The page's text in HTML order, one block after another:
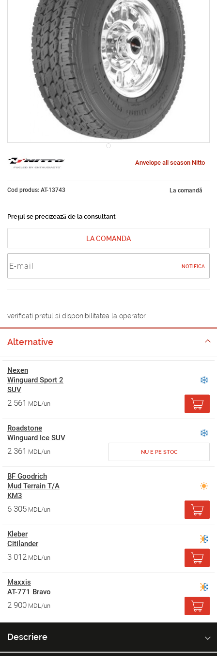
Anvelope all season Nitto
Cod produs: AT-13743 La comandă
Prețul se precizează de la consultant
LA COMANDA
NOTIFICA
verificati pretul si disponibilitatea la operator
Alternative
Nexen
Winguard Sport 2
SUV
2 561 MDL/un
Roadstone
Winguard Ice SUV
2 361 MDL/un NU E PE STOC
BF Goodrich
Mud Terrain T/A
KM3
6 305 MDL/un
Kleber
Citilander
3 012 MDL/un
Maxxis
AT-771 Bravo
2 900 MDL/un
Descriere